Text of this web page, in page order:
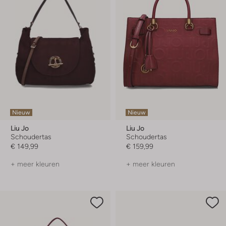
Nieuw
Liu Jo
Schoudertas
€ 149,99
+ meer kleuren
Nieuw
Liu Jo
Schoudertas
€ 159,99
+ meer kleuren